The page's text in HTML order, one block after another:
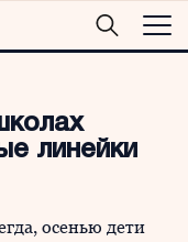
линейки
осенью дети